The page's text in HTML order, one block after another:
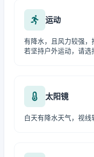
运动
有降水，且风力较强，
若坚持户外运动，请选
太阳镜
白天有降水天气，视